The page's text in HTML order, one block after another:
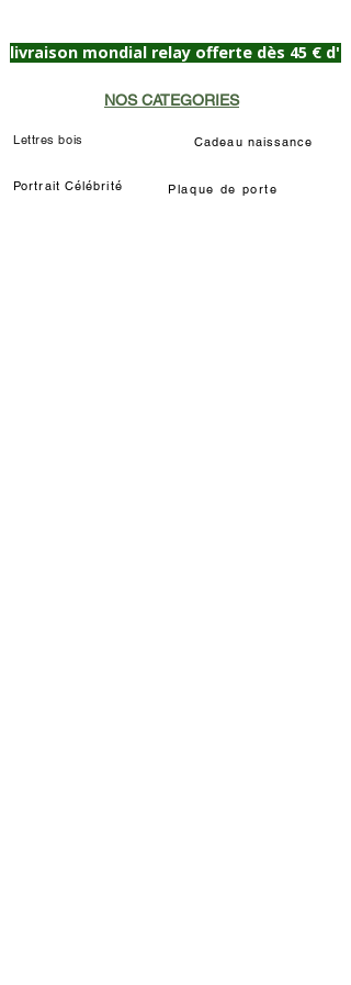
livraison mondial relay offerte dès 45 €
NOS CATEGORIES
Lettres bois
Portrait Célébrité
Cadeau naissance
Plaque de porte